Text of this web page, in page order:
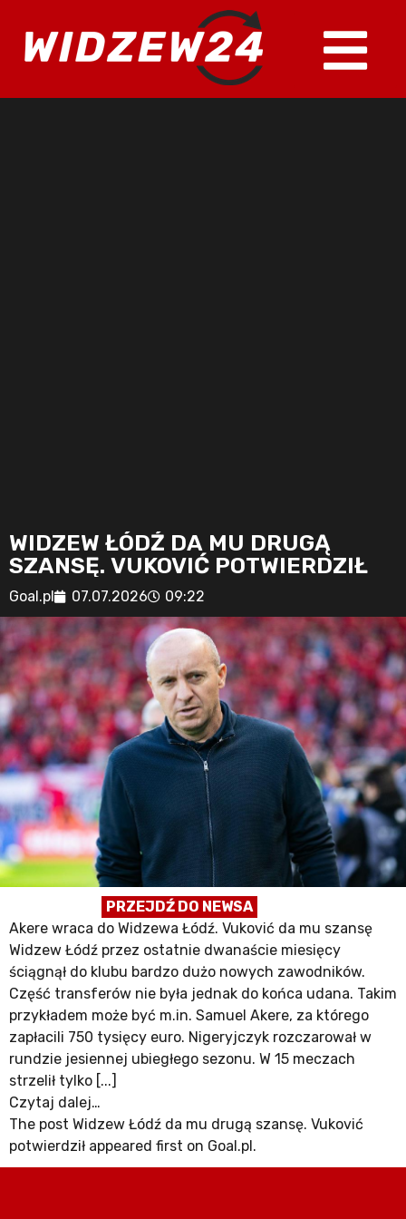
WIDZEW ŁÓDŹ DA MU DRUGĄ
SZANSĘ. VUKOVIĆ POTWIERDZIŁ
Goal.pl 07.07.2026 09:22
PRZEJDŹ DO NEWSA
Akere wraca do Widzewa Łódź. Vuković da mu szansę
Widzew Łódź przez ostatnie dwanaście miesięcy
ściągnął do klubu bardzo dużo nowych zawodników.
Część transferów nie była jednak do końca udana. Takim
przykładem może być m.in. Samuel Akere, za którego
zapłacili 750 tysięcy euro. Nigeryjczyk rozczarował w
rundzie jesiennej ubiegłego sezonu. W 15 meczach
strzelił tylko [...]
Czytaj dalej…
The post Widzew Łódź da mu drugą szansę. Vuković
potwierdził appeared first on Goal.pl.